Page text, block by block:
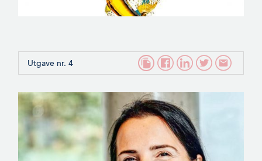
Utgave nr. 4